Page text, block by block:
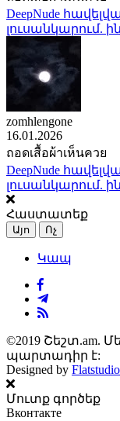
DeepNude
լուսանկարում.
zomhlengone
16.01.2026
ถอดเสื้อผ้าเห็นควย
DeepNude
լուսանկարում.
Հաստատեք
Այո Ոչ
Կապ
©2019 Շեշտ.am.
պարտադիր է:
Designed by Flatstudio
Մուտք գործեք
Вконтакте